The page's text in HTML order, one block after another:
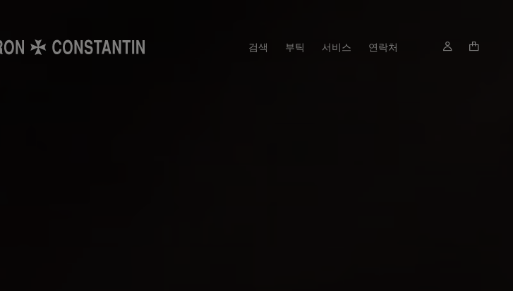
검색 부틱 서비스 연락처